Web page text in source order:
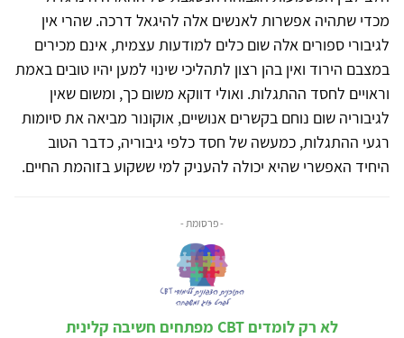
מכדי שתהיה אפשרות לאנשים אלה להיגאל דרכה. שהרי אין
לגיבורי ספורים אלה שום כלים למודעות עצמית, אינם מכירים
במצבם הירוד ואין בהן רצון לתהליכי שינוי למען יהיו טובים באמת
וראויים לחסד ההתגלות. ואולי דווקא משום כך, ומשום שאין
לגיבוריה שום נוחם בקשרים אנושיים, אוקונור מביאה את סיומות
רגעי ההתגלות, כמעשה של חסד כלפי גיבוריה, כדבר הטוב
היחיד האפשרי שהיא יכולה להעניק למי ששקוע בזוהמת החיים.
- פרסומת -
לא רק לומדים CBT מפתחים חשיבה קלינית